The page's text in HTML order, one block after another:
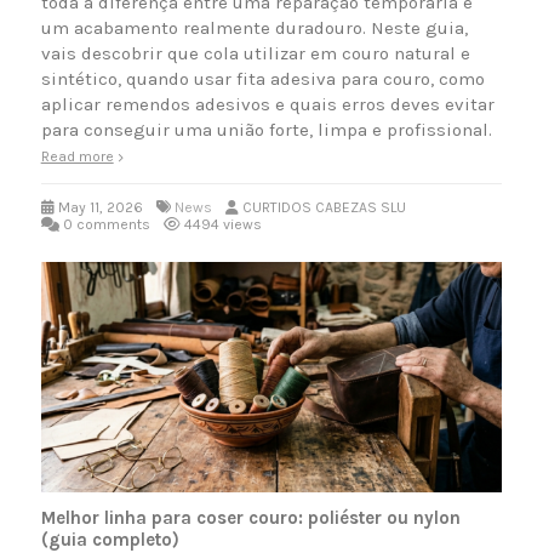
um acabamento realmente duradouro. Neste guia,
vais descobrir que cola utilizar em couro natural e
sintético, quando usar fita adesiva para couro, como
aplicar remendos adesivos e quais erros deves evitar
para conseguir uma união forte, limpa e profissional.
Read more
May 11, 2026 News
CURTIDOS CABEZAS SLU
0 comments
4494 views
Melhor linha para coser couro: poliéster ou nylon
(guia completo)